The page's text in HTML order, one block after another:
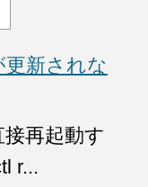
更新されな
再起動す
r...